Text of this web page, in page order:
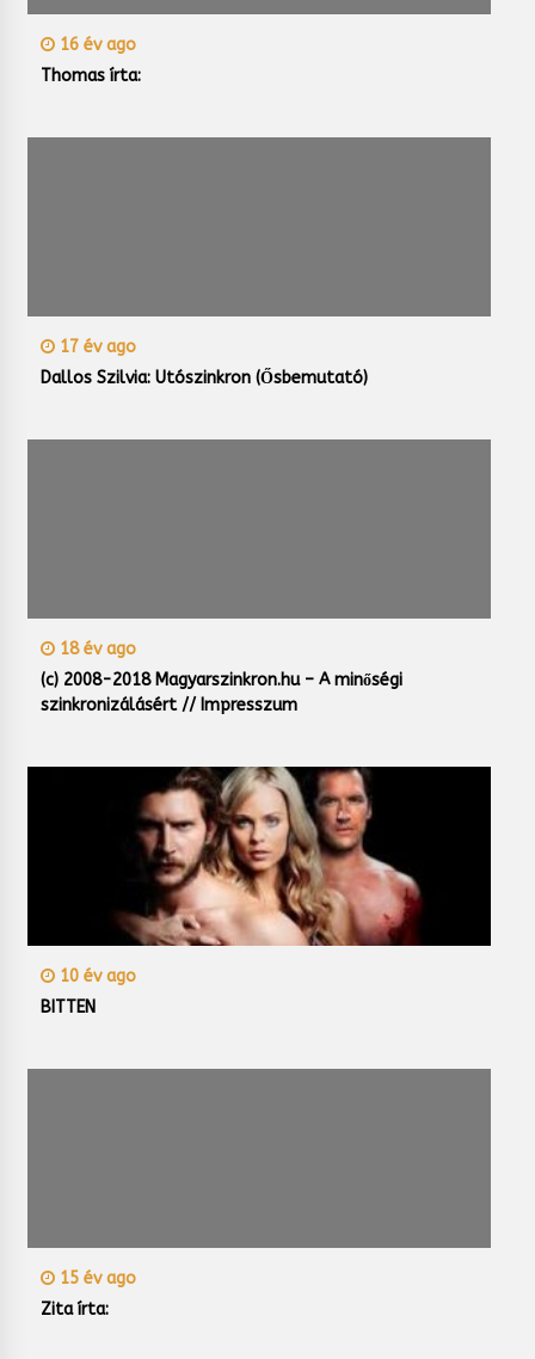
16 év ago
Thomas írta:
17 év ago
Dallos Szilvia: Utószinkron (Ősbemutató)
18 év ago
(c) 2008-2018 Magyarszinkron.hu – A minőségi
szinkronizálásért // Impresszum
10 év ago
BITTEN
15 év ago
Zita írta: